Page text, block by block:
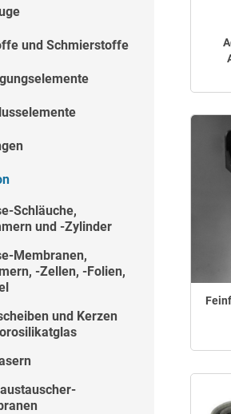
und Schmierstoffe
Schläuche,
und ‑Zylinder
Membranen,
‑Zellen, ‑Folien,
und Kerzen